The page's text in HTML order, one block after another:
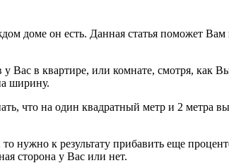
доме он есть. Данная статья поможет Вам
Вас в квартире, или комнате, смотря, как
ширину.
что на один квадратный метр и 2 метра
нужно к результату прибавить еще
сторона у Вас или нет.